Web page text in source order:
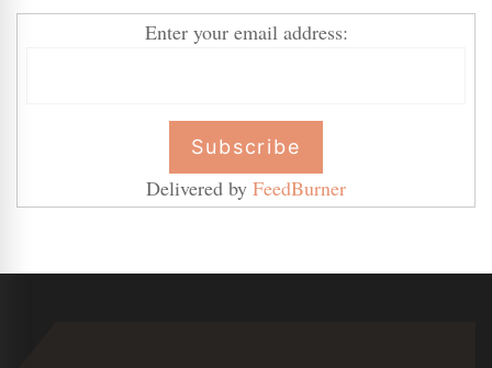
Enter your email address:
Delivered by FeedBurner